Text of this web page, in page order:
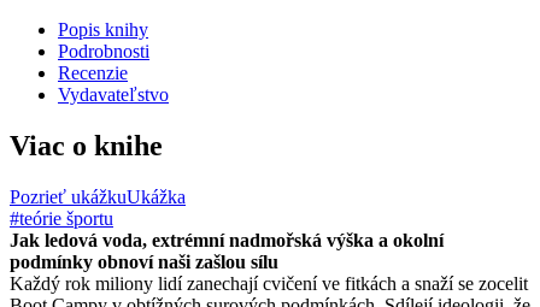
Popis knihy
Podrobnosti
Recenzie
Vydavateľstvo
Viac o knihe
Pozrieť ukážkuUkážka
#teórie športu
Jak ledová voda, extrémní nadmořská výška a okolní
podmínky obnoví naši zašlou sílu
Každý rok miliony lidí zanechají cvičení ve fitkách a snaží se zocelit